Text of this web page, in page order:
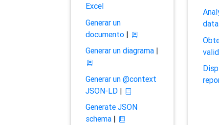
Excel
Generar un
documento|
Generar un diagrama|
Generar un @context
JSON-LD|
Generate JSON
schema|